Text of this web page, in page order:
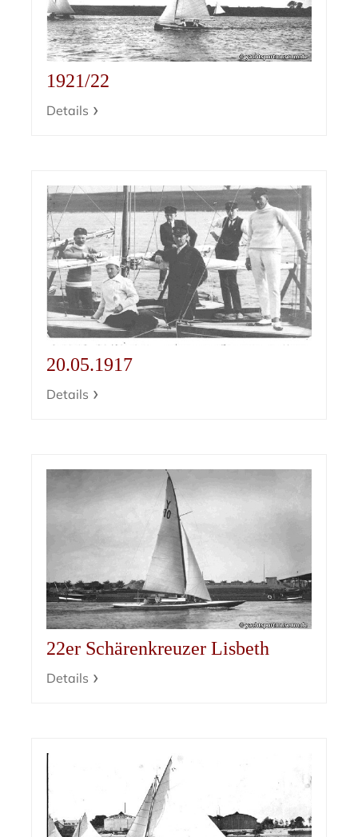
1921/22
Details
20.05.1917
Details
22er Schärenkreuzer Lisbeth
Details